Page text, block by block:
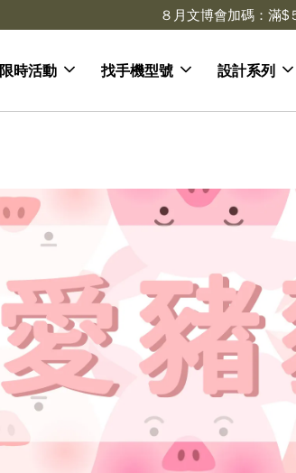
８月文博會加碼：滿$
限時活動 找手機型號 設計系列